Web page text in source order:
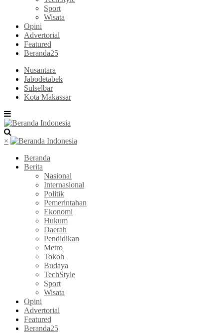
Sport
Wisata
Opini
Advertorial
Featured
Beranda25
Nusantara
Jabodetabek
Sulselbar
Kota Makassar
×
Beranda
Berita
Nasional
Internasional
Politik
Pemerintahan
Ekonomi
Hukum
Daerah
Pendidikan
Metro
Tokoh
Budaya
TechStyle
Sport
Wisata
Opini
Advertorial
Featured
Beranda25